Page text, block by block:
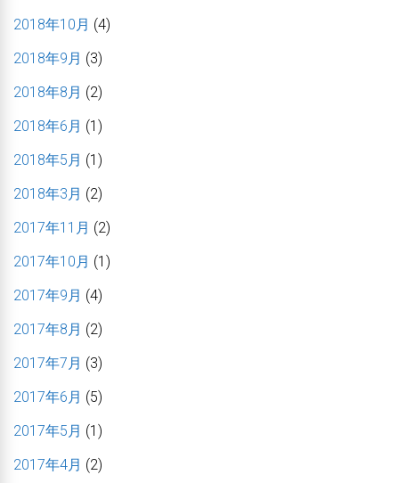
2018年10月 (4)
2018年9月 (3)
2018年8月 (2)
2018年6月 (1)
2018年5月 (1)
2018年3月 (2)
2017年11月 (2)
2017年10月 (1)
2017年9月 (4)
2017年8月 (2)
2017年7月 (3)
2017年6月 (5)
2017年5月 (1)
2017年4月 (2)